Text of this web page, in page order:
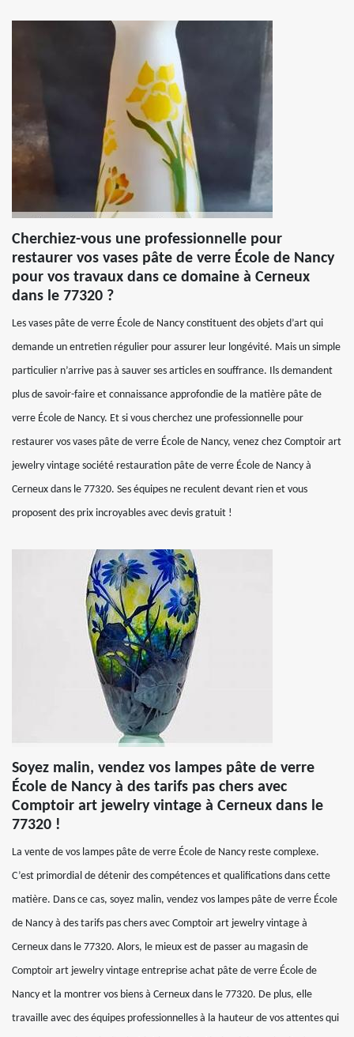
Cherchiez-vous une professionnelle pour
restaurer vos vases pâte de verre École de Nancy
pour vos travaux dans ce domaine à Cerneux
dans le 77320 ?
Les vases pâte de verre École de Nancy constituent des objets d’art qui
demande un entretien régulier pour assurer leur longévité. Mais un simple
particulier n’arrive pas à sauver ses articles en souffrance. Ils demandent
plus de savoir-faire et connaissance approfondie de la matière pâte de
verre École de Nancy. Et si vous cherchez une professionnelle pour
restaurer vos vases pâte de verre École de Nancy, venez chez Comptoir art
jewelry vintage société restauration pâte de verre École de Nancy à
Cerneux dans le 77320. Ses équipes ne reculent devant rien et vous
proposent des prix incroyables avec devis gratuit !
Soyez malin, vendez vos lampes pâte de verre
École de Nancy à des tarifs pas chers avec
Comptoir art jewelry vintage à Cerneux dans le
77320 !
La vente de vos lampes pâte de verre École de Nancy reste complexe.
C’est primordial de détenir des compétences et qualifications dans cette
matière. Dans ce cas, soyez malin, vendez vos lampes pâte de verre École
de Nancy à des tarifs pas chers avec Comptoir art jewelry vintage à
Cerneux dans le 77320. Alors, le mieux est de passer au magasin de
Comptoir art jewelry vintage entreprise achat pâte de verre École de
Nancy et la montrer vos biens à Cerneux dans le 77320. De plus, elle
travaille avec des équipes professionnelles à la hauteur de vos attentes qui